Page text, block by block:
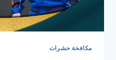
مكافحة حشرات